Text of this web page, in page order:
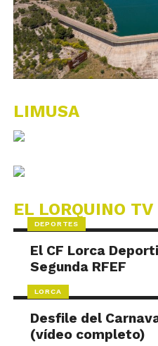
LIMUSA
EL LORQUINO TV
DEPORTES
El CF Lorca
Segunda RFEF
LORCA
Desfile del
(vídeo completo)